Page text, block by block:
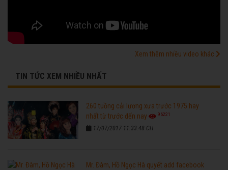
Xem thêm nhiều video khác
TIN TỨC XEM NHIỀU NHẤT
260 tuồng cải lương xưa trước 1975 hay
nhất từ trước đến nay
96221
17/07/2017 11:33:48 CH
Mr. Đàm, Hồ Ngọc Hà quyết add facebook